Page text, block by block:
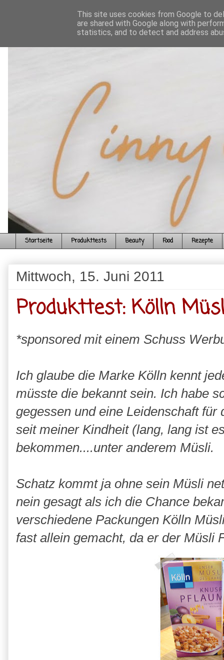
Startseite Produkttests Beauty Food Rezepte
Mittwoch, 15. Juni 2011
Produkttest: Kölln
*sponsored mit einem Schuss
Ich glaube die Marke Kölln kennt
müsste die bekannt sein. Ich habe
gegessen und eine Leidenschaft
seit meiner Kindheit (lang, lang ist
bekommen....unter anderem Müsli.
Schatz kommt ja ohne sein Müsli
nein gesagt als ich die Chance
verschiedene Packungen Kölln
fast allein gemacht, da er der Müsli
This site uses cookies from Google to
are shared with Google along with
statistics, and to detect and address